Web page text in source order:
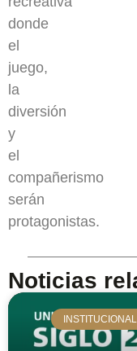
donde
el
juego,
la
diversión
y
el
compañerismo
serán
protagonistas.
Noticias